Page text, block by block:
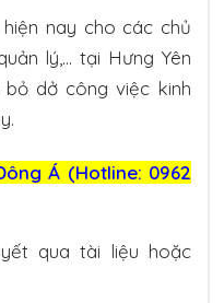
nay cho các chủ
lý,… tại Hưng Yên
dở công việc kinh
Á (Hotline: 0962
qua tài liệu hoặc